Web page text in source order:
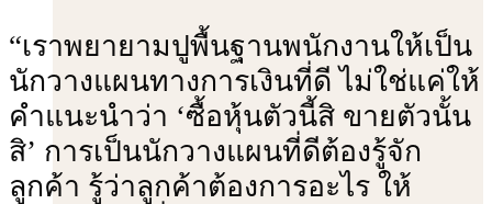
“เราพยายามปูพื้นฐานพนักงานให้เป็น
นักวางแผนทางการเงินที่ดี ไม่ใช่แค่ให้
คําแนะนําว่า ‘ซื้อหุ้นตัวนี้สิ ขายตัวนั้น
สิ’ การเป็นนักวางแผนที่ดีต้องรู้จัก
ลูกค้า รู้ว่าลูกค้าต้องการอะไร ให้